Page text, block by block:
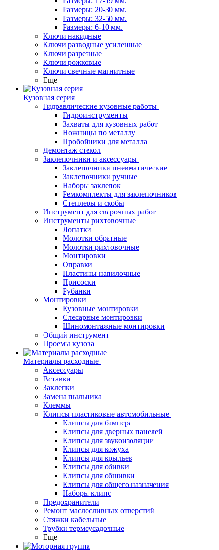
Размеры: 20-30 мм.
Размеры: 32-50 мм.
Размеры: 6-10 мм.
Ключи накидные
Ключи разводные усиленные
Ключи разрезные
Ключи рожковые
Ключи свечные магнитные
Еще
Кузовная серия
Гидравлические кузовные работы
Гидроинструменты
Захваты для кузовных работ
Ножницы по металлу
Пробойники для металла
Демонтаж стекол
Заклепочники и аксессуары
Заклепочники пневматические
Заклепочники ручные
Наборы заклепок
Ремкомплекты для заклепочников
Степлеры и скобы
Инструмент для сварочных работ
Инструменты рихтовочные
Лопатки
Молотки обратные
Молотки рихтовочные
Монтировки
Оправки
Пластины напилочные
Присоски
Рубанки
Монтировки
Кузовные монтировки
Слесарные монтировки
Шиномонтажные монтировки
Общий инструмент
Проемы кузова
Материалы расходные
Аксессуары
Вставки
Заклепки
Замена пыльника
Клеммы
Клипсы пластиковые автомобильные
Клипсы для бампера
Клипсы для дверных панелей
Клипсы для звукоизоляции
Клипсы для кожуха
Клипсы для крыльев
Клипсы для обивки
Клипсы для обшивки
Клипсы для общего назначения
Наборы клипс
Предохранители
Ремонт маслосливных отверстий
Стяжки кабельные
Трубки термоусадочные
Еще